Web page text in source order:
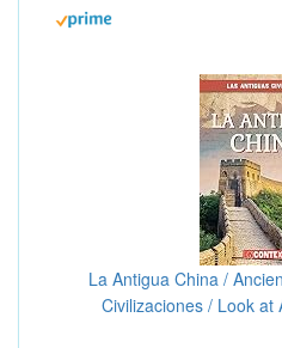
La Antigua China /
Civilizaciones / Look at